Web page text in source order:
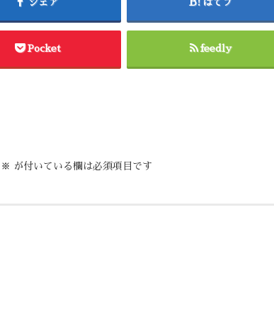
Pocket feedly
※ が付いている欄は必須項目です